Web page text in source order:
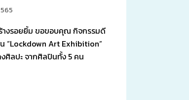
างรอยยิ้ม ขอขอบคุณ กิจกรรมดี
“Lockdown Art Exhibition”
ศิลปะ จากศิลปินทั้ง 5 คน